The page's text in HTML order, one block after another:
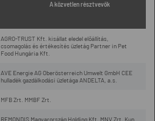
A közvetlen résztvevők
AGRO-TRUST Kft. kisállat eledel előállítás,
csomagolás és értékesítés üzletág Partner in Pet
Food Hungária Kft.
AVE Energie AG Oberösterreich Umwelt GmbH CEE
hulladék gazdálkodási üzletága ANDELTA, a.s.
MFB Zrt. MMBF Zrt.
REMONDIS Magyarország Holding Kft. MNV Zrt. Kun